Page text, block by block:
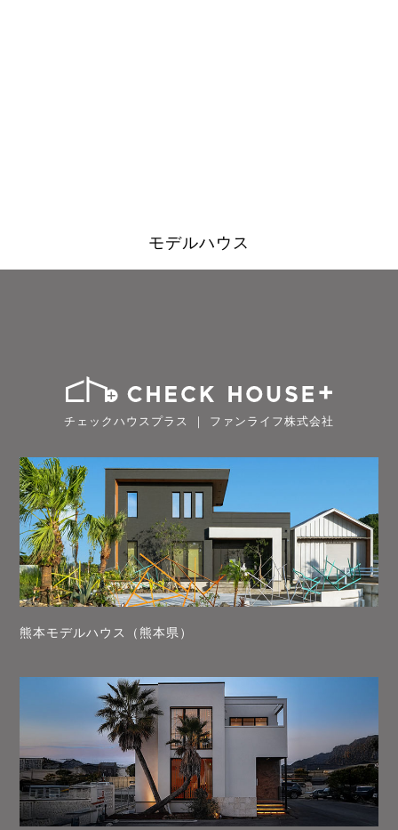
モデルハウス
チェックハウスプラス ｜ ファンライフ株式会社
熊本モデルハウス（熊本県）